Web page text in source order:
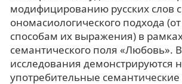
модифицированию русских слов
ономасиологического подхода
способам их выражения) в
семантического поля «Любовь». В
исследования демонстрируются
употребительные